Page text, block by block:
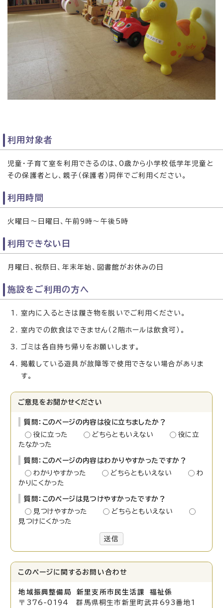
利用対象者
児童・子育て室を利用できるのは、0歳から小学校低学年児童と
その保護者とし、親子（保護者）同伴でご利用ください。
利用時間
火曜日～日曜日、午前9時～午後5時
利用できない日
月曜日、祝祭日、年末年始、図書館がお休みの日
施設をご利用の方へ
室内に入るときは履き物を脱いでご利用ください。
室内での飲食はできません（2階ホールは飲食可）。
ゴミは各自持ち帰りをお願いします。
掲載している遊具が故障等で使用できない場合がありま
す。
ご意見をお聞かせください
質問：このページの内容は役に立ちましたか？
役に立った
どちらともいえない
役に立
たなかった
質問：このページの内容はわかりやすかったですか？
わかりやすかった
どちらともいえない
わ
かりにくかった
質問：このページは見つけやすかったですか？
見つけやすかった
どちらともいえない
見つけにくかった
送信
このページに関する お問い合わせ
地域振興整備局 新里支所市民生活課 福祉係
〒376-0194 群馬県桐生市新里町武井693番地1